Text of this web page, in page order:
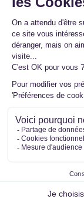
Services
Fonctionnement
Droit de
Réparation Turbo
Fonctionnement
Retour de votre
Avantages pour
Pourquoi nous
Turbos d'occasion